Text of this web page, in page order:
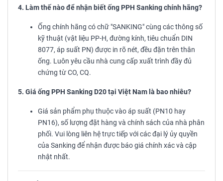
4. Làm thế nào để nhận biết ống PPH Sanking chính hãng?
Ống chính hãng có chữ "SANKING" cùng các thông số
kỹ thuật (vật liệu PP-H, đường kính, tiêu chuẩn DIN
8077, áp suất PN) được in rõ nét, đều đặn trên thân
ống. Luôn yêu cầu nhà cung cấp xuất trình đầy đủ
chứng từ CO, CQ.
5. Giá ống PPH Sanking D20 tại Việt Nam là bao nhiêu?
Giá sản phẩm phụ thuộc vào áp suất (PN10 hay
PN16), số lượng đặt hàng và chính sách của nhà phân
phối. Vui lòng liên hệ trực tiếp với các đại lý ủy quyền
của Sanking để nhận được báo giá chính xác và cập
nhật nhất.